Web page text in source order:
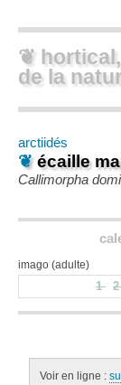
❦
de la
arctiidés
❦écaille
Callimorpha
imago (adulte)
1
Voir en ligne :